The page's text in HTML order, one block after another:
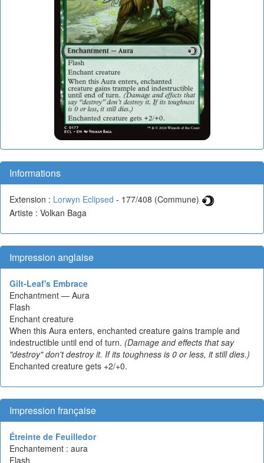
Informations
Extension : Lorwyn Eclipsed - 177/408 (Commune)
Artiste : Volkan Baga
Impression anglaise
Gilt-Leaf's Embrace
Enchantment — Aura
Flash
Enchant creature
When this Aura enters, enchanted creature gains trample and
indestructible until end of turn. (Damage and effects that say
"destroy" don't destroy it. If its toughness is 0 or less, it still dies.)
Enchanted creature gets +2/+0.
Impression française
Étreinte de Feuilledor
Enchantement : aura
Flash